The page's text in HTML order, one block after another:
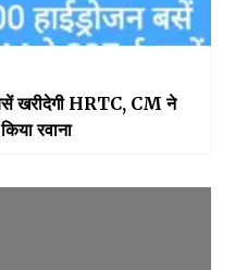
खरीदेगी HRTC, CM ने
रवाना